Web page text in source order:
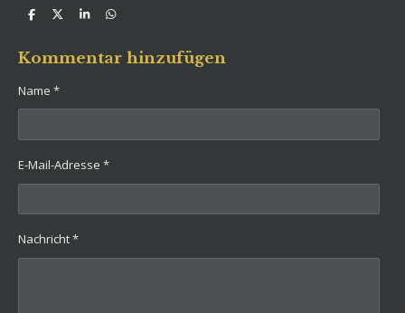
T
l
e
T
l
e
T
l
e
T
l
e
Kommentar hinzufügen
Name *
E-Mail-Adresse *
Nachricht *